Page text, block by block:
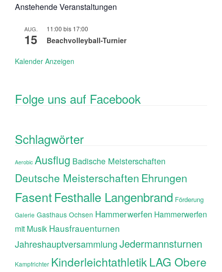
Anstehende Veranstaltungen
AUG.
15
11:00 bis 17:00
Beachvolleyball-Turnier
Kalender Anzeigen
Folge uns auf Facebook
Schlagwörter
Aerobic Ausflug Badische Meisterschaften
Deutsche Meisterschaften Ehrungen
FasentFesthalle Langenbrand Förderung
Galerie Gasthaus Ochsen Hammerwerfen Hammerwerfen
mit Musik Hausfrauenturnen
JahreshauptversammlungJedermannsturnen
Kampfrichter KinderleichtathletikLAG Obere